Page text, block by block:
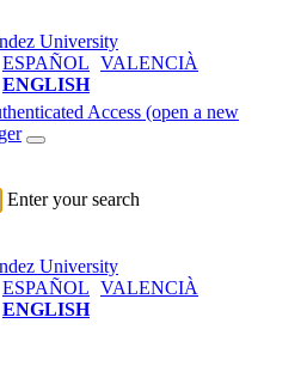
ESPAÑOL VALENCIÀ
ENGLISH
Access (open a new
Enter your search
ESPAÑOL VALENCIÀ
ENGLISH